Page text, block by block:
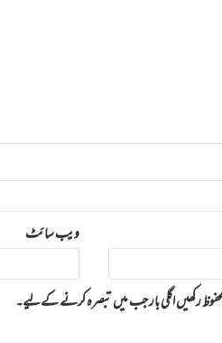
ویب‌ سائٹ
رکھیں اگلی بار جب میں تبصرہ کرنے کےلیے۔